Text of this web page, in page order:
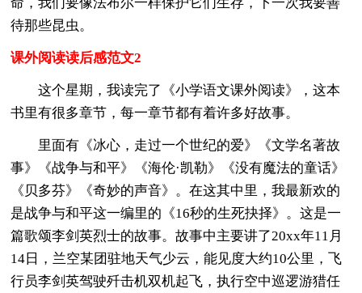
待那些昆虫。
课外阅读读后感范文2
这个星期，我读完了《小学语文课外阅读》，这本
书里有很多章节，每一章节都有着许多好故事。
里面有《冰心，走过一个世纪的爱》《文学名著故
事》《战争与和平》《海伦·凯勒》《没有魔法的童话》
《贝多芬》《奇妙的声音》。在这其中里，我最新欢的
是战争与和平这一编里的《16秒的生死抉择》。这是一
篇歌颂李剑英烈士的故事。故事中主要讲了20xx年11月
14日，兰空某团驻地天气少云，能见度大约10公里，飞
行员李剑英驾驶歼击机双机起飞，执行空中巡逻游猎任